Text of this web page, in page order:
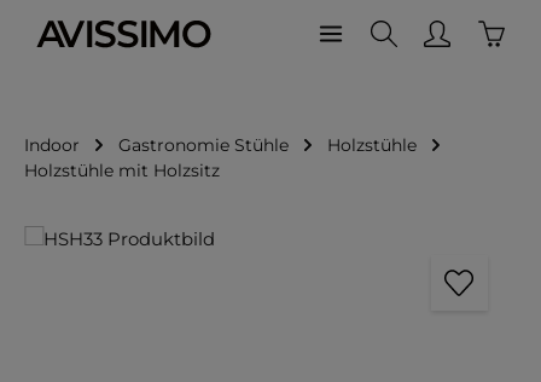
Zum Hauptinhalt springen
Indoor Gastronomie Stühle
Holzstühle
Holzstühle mit Holzsitz
Bildergalerie überspringen